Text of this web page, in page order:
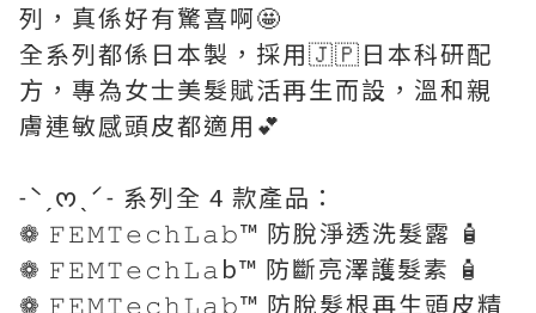
列，真係好有驚喜啊🤩
全系列都係日本製，採用🇯🇵日本科研配
方，專為女士美髮賦活再生而設，溫和親
膚連敏感頭皮都適用💕
˗ˋˏᰔˎˊ˗ 系列全 4 款產品：
❁ 𝙵𝙴𝙼𝚃𝚎𝚌𝚑𝙻𝚊𝚋™️ 防脫淨透洗髮露 🧴
❁ 𝙵𝙴𝙼𝚃𝚎𝚌𝚑𝙻𝚊b™️ 防斷亮澤護髮素 🧴
❁ 𝙵𝙴𝙼𝚃𝚎𝚌𝚑𝙻𝚊𝚋™️ 防脫髮根再生頭皮精